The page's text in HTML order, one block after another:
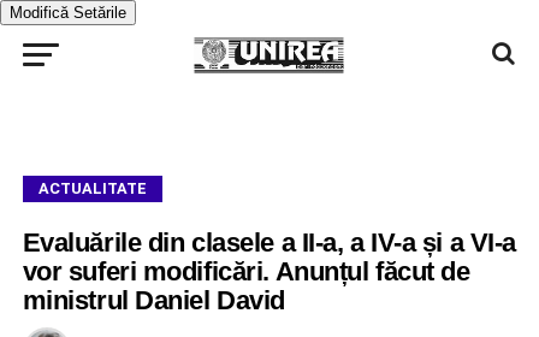
Modifică Setările
ACTUALITATE
Evaluările din clasele a II-a, a IV-a și a VI-a
vor suferi modificări. Anunțul făcut de
ministrul Daniel David